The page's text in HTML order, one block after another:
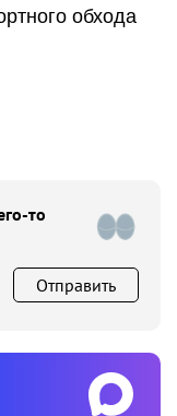
обхода
то
Отправить